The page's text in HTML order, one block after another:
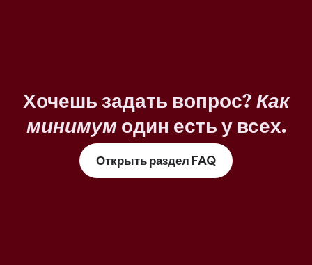
Хочешь задать вопрос? Как
минимум один есть у всех.
Открыть раздел FAQ